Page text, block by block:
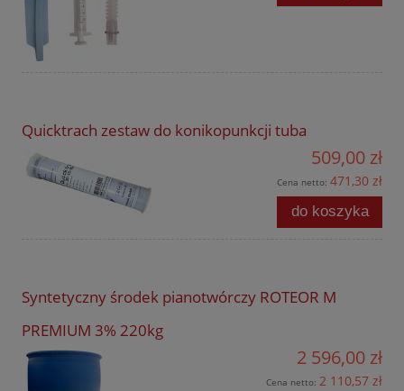
Quicktrach zestaw do konikopunkcji tuba
509,00 zł
Cena netto: 471,30 zł
do koszyka
Syntetyczny środek pianotwórczy ROTEOR M
PREMIUM 3% 220kg
2 596,00 zł
Cena netto: 2 110,57 zł